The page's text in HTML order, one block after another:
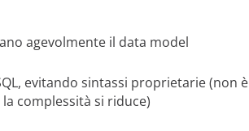
agevolmente il data model
evitando sintassi proprietarie (non è
complessità si riduce)